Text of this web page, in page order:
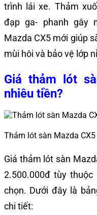
trình lái xe. Thảm
đạp ga- phanh gây
Mazda CX5 mới giúp
mùi hôi và bảo vệ lớp
Giá thảm lót
nhiêu tiền?
Thảm lót sàn Mazda
Giá thảm lót sàn
2.500.000đ tùy
chọn. Dưới đây là
chi tiết: